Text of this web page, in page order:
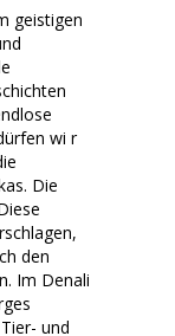
geistigen
wi r
Die
den
Im Denali
und